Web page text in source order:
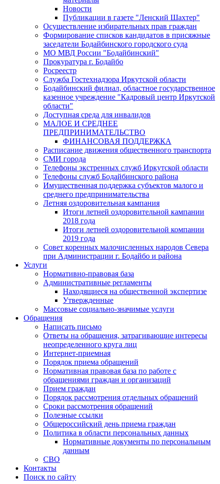
Новости
Публикации в газете "Ленский Шахтер"
Осуществление избирательных прав граждан
Формирование списков кандидатов в присяжные
заседатели Бодайбинского городского суда
МО МВД России "Бодайбинский"
Прокуратура г. Бодайбо
Росреестр
Служба Гостехнадзора Иркутской области
Бодайбинский филиал, областное государственное
казенное учреждение "Кадровый центр Иркутской
области"
Доступная среда для инвалидов
МАЛОЕ И СРЕДНЕЕ
ПРЕДПРИНИМАТЕЛЬСТВО
ФИНАНСОВАЯ ПОДДЕРЖКА
Расписание движения общественного транспорта
СМИ города
Телефоны экстренных служб Иркутской области
Телефоны служб Бодайбинского района
Имущественная поддержка субъектов малого и
среднего предпринимательства
Летняя оздоровительная кампания
Итоги летней оздоровительной кампании
2018 года
Итоги летней оздоровительной компании
2019 года
Совет коренных малочисленных народов Севера
при Администрации г. Бодайбо и района
Услуги
Нормативно-правовая база
Административные регламенты
Находящиеся на общественной экспертизе
Утвержденные
Массовые социально-значимые услуги
Обращения
Написать письмо
Ответы на обращения, затрагивающие интересы
неопределенного круга лиц
Интернет-приемная
Порядок приема обращений
Нормативная правовая база по работе с
обращениями граждан и организаций
Прием граждан
Порядок рассмотрения отдельных обращений
Сроки рассмотрения обращений
Полезные ссылки
Общероссийский день приема граждан
Политика в области персональных данных
Нормативные документы по персональным
данным
СВО
Контакты
Поиск по сайту